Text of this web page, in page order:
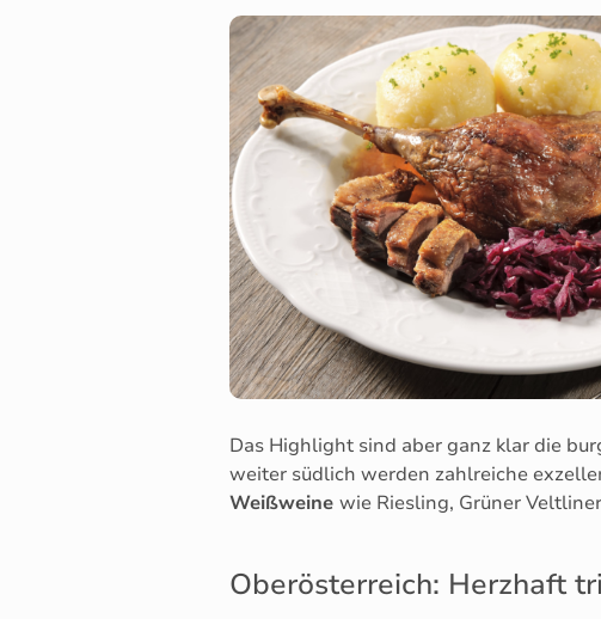
Das Highlight sind aber ganz klar die
weiter südlich werden zahlreiche
Weißweine wie Riesling, Grüner
Oberösterreich: Herzhaft